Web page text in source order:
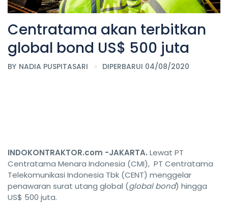
Centratama akan terbitkan
global bond US$ 500 juta
BY NADIA PUSPITASARI DIPERBARUI 04/08/2020
INDOKONTRAKTOR.com -JAKARTA. Lewat PT
Centratama Menara Indonesia (CMI), PT Centratama
Telekomunikasi Indonesia Tbk (CENT) menggelar
penawaran surat utang global (global bond) hingga
US$ 500 juta.